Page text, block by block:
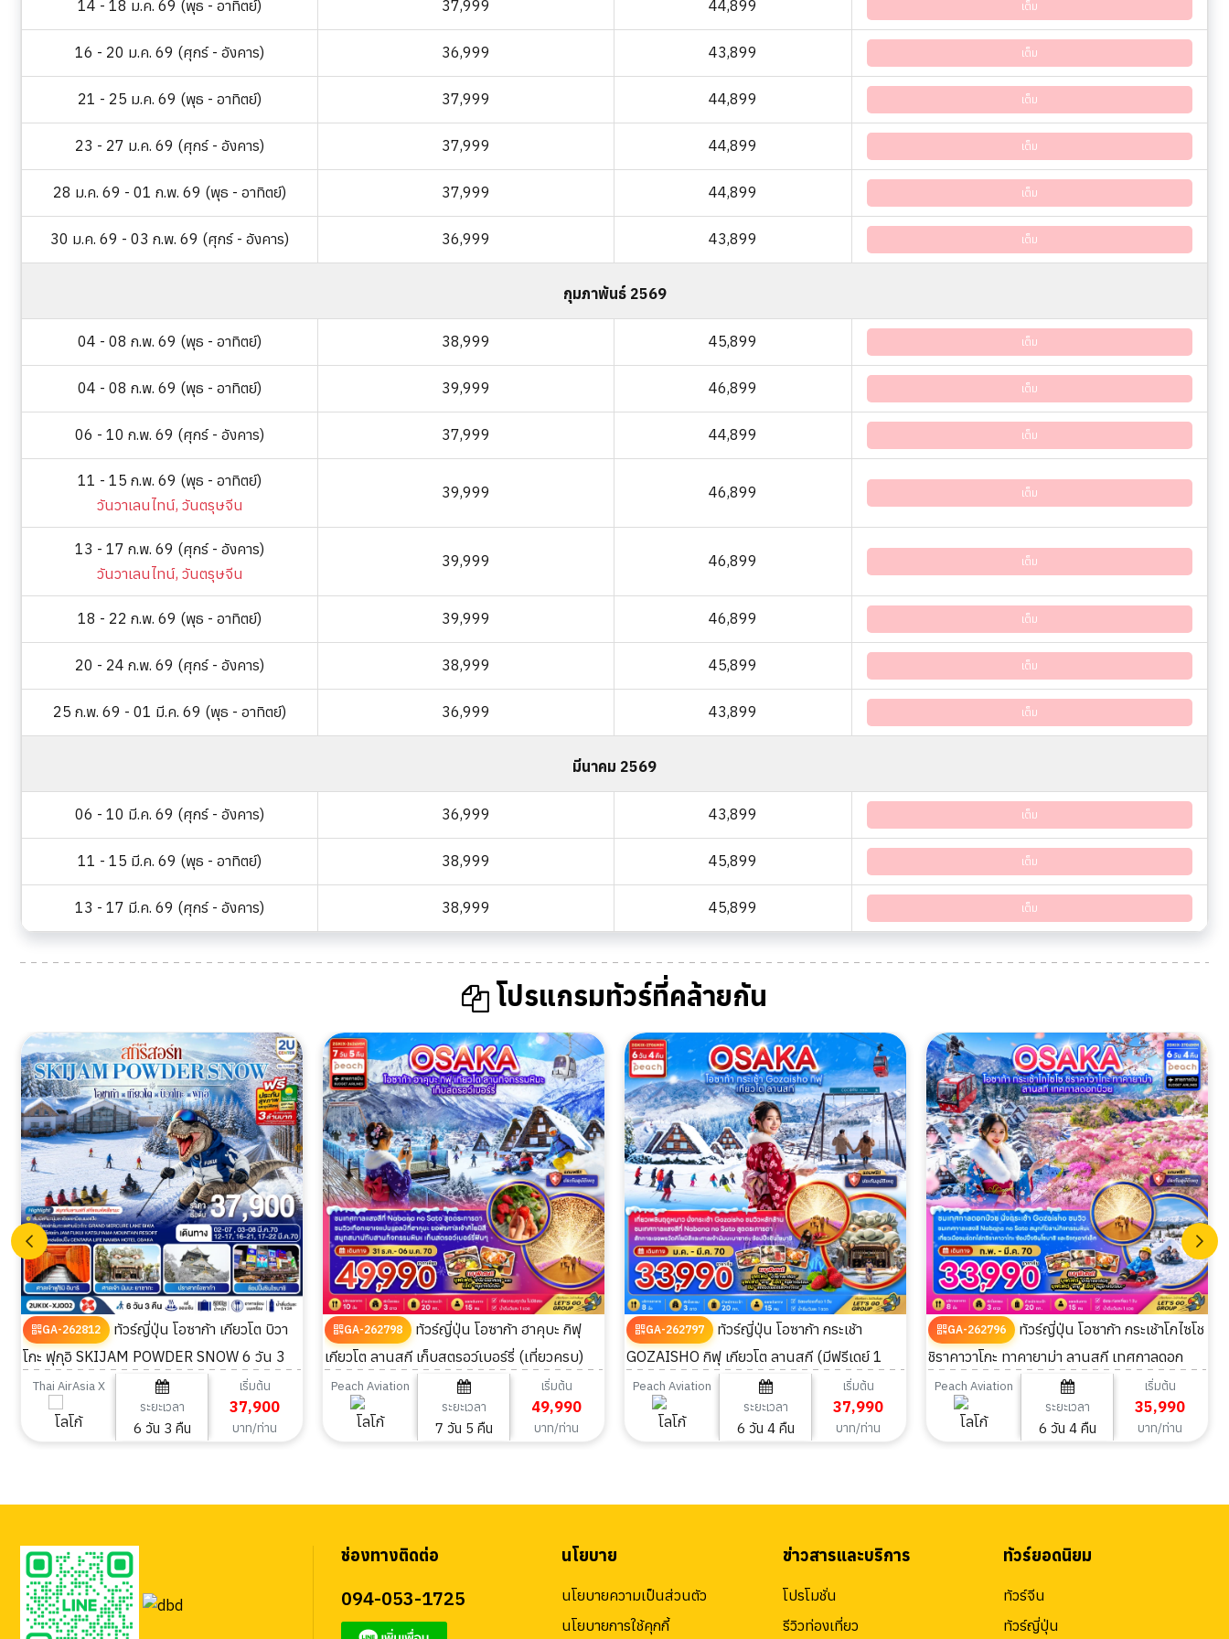
14 - 18 ม.ค. 69 (พุธ - อาทิตย์) 37,999 44,899 เต็ม
16 - 20 ม.ค. 69 (ศุกร์ - อังคาร) 36,999 43,899 เต็ม
21 - 25 ม.ค. 69 (พุธ - อาทิตย์) 37,999 44,899 เต็ม
23 - 27 ม.ค. 69 (ศุกร์ - อังคาร) 37,999 44,899 เต็ม
28 ม.ค. 69 - 01 ก.พ. 69 (พุธ - อาทิตย์) 37,999 44,899 เต็ม
30 ม.ค. 69 - 03 ก.พ. 69 (ศุกร์ - อังคาร) 36,999 43,899 เต็ม
กุมภาพันธ์ 2569
04 - 08 ก.พ. 69 (พุธ - อาทิตย์) 38,999 45,899 เต็ม
04 - 08 ก.พ. 69 (พุธ - อาทิตย์) 39,999 46,899 เต็ม
06 - 10 ก.พ. 69 (ศุกร์ - อังคาร) 37,999 44,899 เต็ม
11 - 15 ก.พ. 69 (พุธ - อาทิตย์)
วันวาเลนไทน์, วันตรุษจีน
39,999 46,899 เต็ม
13 - 17 ก.พ. 69 (ศุกร์ - อังคาร)
วันวาเลนไทน์, วันตรุษจีน
39,999 46,899 เต็ม
18 - 22 ก.พ. 69 (พุธ - อาทิตย์) 39,999 46,899 เต็ม
20 - 24 ก.พ. 69 (ศุกร์ - อังคาร) 38,999 45,899 เต็ม
25 ก.พ. 69 - 01 มี.ค. 69 (พุธ - อาทิตย์) 36,999 43,899 เต็ม
มีนาคม 2569
06 - 10 มี.ค. 69 (ศุกร์ - อังคาร) 36,999 43,899 เต็ม
11 - 15 มี.ค. 69 (พุธ - อาทิตย์) 38,999 45,899 เต็ม
13 - 17 มี.ค. 69 (ศุกร์ - อังคาร) 38,999 45,899 เต็ม
โปรแกรมทัวร์ที่คล้ายกัน
GA-262812
ทัวร์ญี่ปุ่น โอซาก้า เกียวโต บิวา
โกะ ฟุกุอิ SKIJAM POWDER SNOW 6 วัน 3
คืน
Thai AirAsia X
ระยะเวลา
6 วัน 3 คืน
เริ่มต้น
37,900
บาท/ท่าน
GA-262798
ทัวร์ญี่ปุ่น โอซาก้า ฮาคุบะ กิฟุ
เกียวโต ลานสกี เก็บสตรอว์เบอร์รี่ (เที่ยวครบ)
7วัน 5คืน
Peach Aviation
ระยะเวลา
7 วัน 5 คืน
เริ่มต้น
49,990
บาท/ท่าน
GA-262797
ทัวร์ญี่ปุ่น โอซาก้า กระเช้า
GOZAISHO กิฟุ เกียวโต ลานสกี (มีฟรีเดย์ 1
วัน) 6วัน 4คืน
Peach Aviation
ระยะเวลา
6 วัน 4 คืน
เริ่มต้น
37,990
บาท/ท่าน
GA-262796
ทัวร์ญี่ปุ่น โอซาก้า กระเช้าโกไซโช
ชิราคาวาโกะ ทาคายาม่า ลานสกี เทศกาลดอก
บ๊วย (อิสระ 1 วัน) 6วัน 4คืน
Peach Aviation
ระยะเวลา
6 วัน 4 คืน
เริ่มต้น
35,990
บาท/ท่าน
ช่องทางติดต่อ
094-053-1725
นโยบาย
นโยบายความเป็นส่วนตัว
นโยบายการใช้คุกกี้
ข่าวสารและบริการ
โปรโมชั่น
รีวิวท่องเที่ยว
ทัวร์ยอดนิยม
ทัวร์จีน
ทัวร์ญี่ปุ่น